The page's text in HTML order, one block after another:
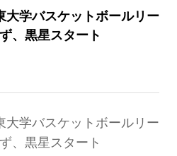
大学バスケットボールリー
、黒星スタート
大学バスケットボールリー
、黒星スタート